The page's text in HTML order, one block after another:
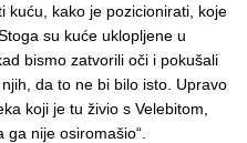
kuću, kako je pozicionirati, koje
su kuće uklopljene u
bismo zatvorili oči i pokušali
da to ne bi bilo isto. Upravo
koji je tu živio s Velebitom,
nije osiromašio“.